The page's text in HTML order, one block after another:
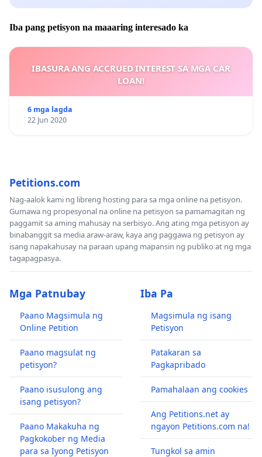
Iba pang petisyon na maaaring interesado ka
IBASURA ANG ACCRUED INTEREST SA MGA CAR
LOAN!
6 mga lagda
22 Jun 2020
Petitions.com
Nag-aalok kami ng libreng hosting para sa mga online na petisyon.
Gumawa ng propesyonal na online na petisyon sa pamamagitan ng
paggamit sa aming mahusay na serbisyo. Ang ating mga petisyon ay
binabanggit sa media araw-araw, kaya ang paggawa ng petisyon ay
isang napakahusay na paraan upang mapansin ng publiko at ng mga
tagapagpasya.
Mga Patnubay
Paano Magsimula ng
Online Petition
Paano magsulat ng
petisyon?
Paano isusulong ang
isang petisyon?
Paano Makakuha ng
Pagkokober ng Media
para sa Iyong Petisyon
Iba Pa
Magsimula ng isang
Petisyon
Patakaran sa
Pagkapribado
Pamahalaan ang cookies
Ang Petitions.net ay
ngayon Petitions.com na!
Tungkol sa amin